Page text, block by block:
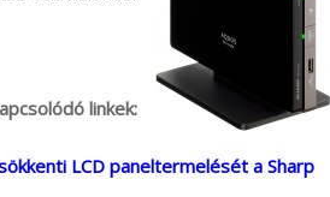
linkek:
LCD paneltermelését a Sharp